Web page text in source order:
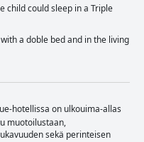
child could sleep in a Triple
a doble bed and in the living
hotellissa on ulkouima-allas
muotoilustaan,
sekä perinteisen